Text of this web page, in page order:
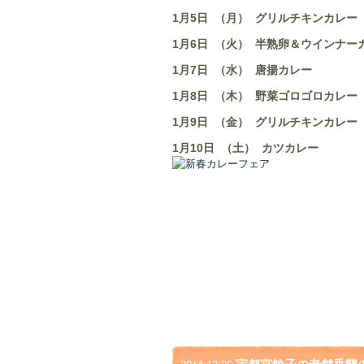
1月5日 （月） グリルチキンカレー
1月6日 （火） 半熟卵＆ウインナー
1月7日 （水） 唐揚カレー
1月8日 （木） 野菜ゴロゴロカレー
1月9日 （金） グリルチキンカレー
1月10日 （土） カツカレー